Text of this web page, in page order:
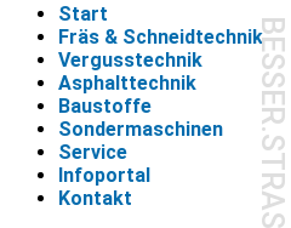
Start
Fräs & Schneidtechnik
Vergusstechnik
Asphalttechnik
Baustoffe
Sondermaschinen
Service
Infoportal
Kontakt